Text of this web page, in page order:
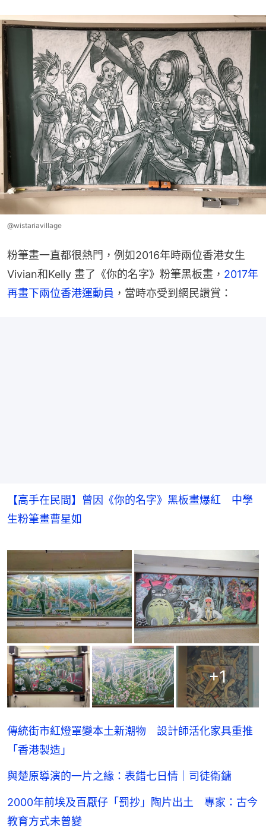
@wistariavillage
粉筆畫一直都很熱門，例如2016年時兩位香港女生
Vivian和Kelly 畫了《你的名字》粉筆黑板畫， 2017年
再畫下兩位香港運動員 ，當時亦受到網民讚賞：
【高手在民間】曾因《你的名字》黑板畫爆紅 中學
生粉筆畫曹星如
+1
傳統街市紅燈罩變本土新潮物 設計師活化家具重推
「香港製造」
與楚原導演的一片之緣：表錯七日情｜司徒衛鏞
2000年前埃及百厭仔「罰抄」陶片出土 專家：古今
教育方式未曾變